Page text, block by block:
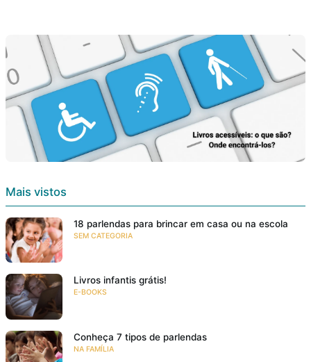
Mais vistos
18 parlendas para brincar em casa ou na escola
SEM CATEGORIA
Livros infantis grátis!
E-BOOKS
Conheça 7 tipos de parlendas
NA FAMÍLIA